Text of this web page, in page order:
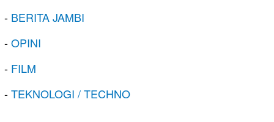
- BERITA JAMBI
-OPINI
- FILM
-TEKNOLOGI / TECHNO